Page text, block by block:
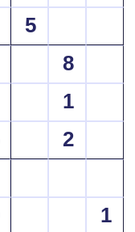
5
8
1
2
1